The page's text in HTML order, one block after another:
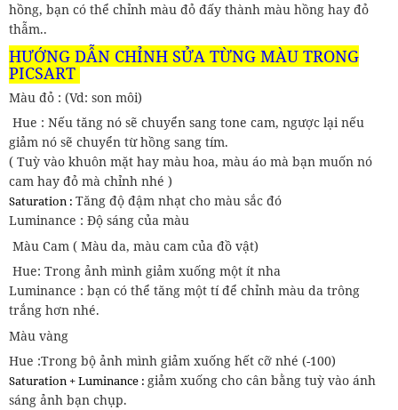
hồng, bạn có thể chỉnh màu đỏ đấy thành màu hồng hay đỏ
thẫm..
HƯỚNG DẪN CHỈNH SỬA TỪNG MÀU TRONG
PICSART
Màu đỏ : (Vd: son môi)
Hue : Nếu tăng nó sẽ chuyển sang tone cam, ngược lại nếu
giảm nó sẽ chuyển từ hồng sang tím.
( Tuỳ vào khuôn mặt hay màu hoa, màu áo mà bạn muốn nó
cam hay đỏ mà chỉnh nhé )
Saturation : Tăng độ đậm nhạt cho màu sắc đó
Luminance : Độ sáng của màu
Màu Cam ( Màu da, màu cam của đồ vật)
Hue: Trong ảnh mình giảm xuống một ít nha
Luminance : bạn có thể tăng một tí để chỉnh màu da trông
trắng hơn nhé.
Màu vàng
Hue :Trong bộ ảnh mình giảm xuống hết cỡ nhé (-100)
Saturation + Luminance : giảm xuống cho cân bằng tuỳ vào ánh
sáng ảnh bạn chụp.